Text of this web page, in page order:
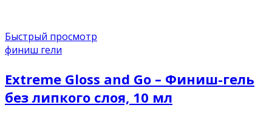
Быстрый просмотр
финиш гели
Extreme Gloss and Go – Финиш-гель
без липкого слоя, 10 мл